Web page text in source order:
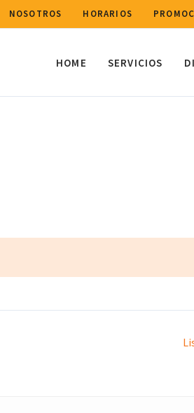
NOSOTROS HORARIOS
HOME SERVICIOS